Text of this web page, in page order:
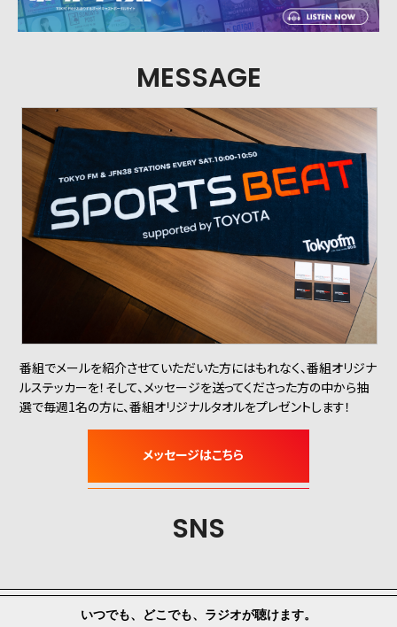
MESSAGE
番組でメールを紹介させていただいた方にはもれなく、番組オリジナ
ルステッカーを！そして、メッセージを送ってくださった方の中から抽
選で毎週1名の方に、番組オリジナルタオルをプレゼントします！
SNS
いつでも、どこでも、ラジオが聴けます。